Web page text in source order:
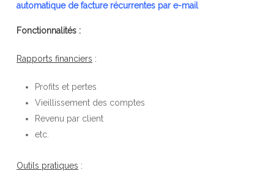
automatique de facture récurrentes par e-mail
Fonctionnalités :
Rapports financiers :
Profits et pertes
Vieillissement des comptes
Revenu par client
etc.
Outils pratiques :